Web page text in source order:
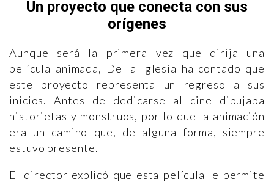
Un proyecto que conecta con sus
orígenes
Aunque será la primera vez que dirija una
película animada, De la Iglesia ha contado que
este proyecto representa un regreso a sus
inicios. Antes de dedicarse al cine dibujaba
historietas y monstruos, por lo que la animación
era un camino que, de alguna forma, siempre
estuvo presente.
El director explicó que esta película le permite